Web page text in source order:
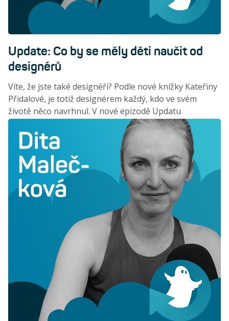
Update: Co by se měly děti naučit od
designérů
Víte, že jste také designéři? Podle nové knížky Kateřiny
Přidalové, je totiž designérem každý, kdo ve svém
životě něco navrhnul. V nové epizodě Updatu
představujeme tuto publikaci a vysvětlujeme, proč je
důležité podpořit kreativní myšlení u všech dětí, bez
ohledu na jejich budoucí profesi.